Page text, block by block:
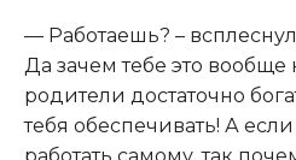
— Работаешь? –
Да зачем тебе это вообще
родители достаточно
тебя обеспечивать! А если